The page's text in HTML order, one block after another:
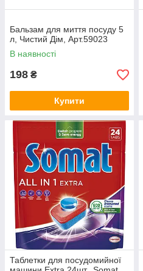
Бальзам для миття посуду 5
л, Чистий Дім, Арт.59023
В наявності
198 ₴
Купити
Таблетки для посудомийної